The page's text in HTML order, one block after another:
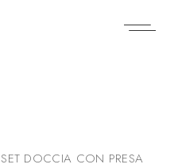
SET DOCCIA CON PRESA